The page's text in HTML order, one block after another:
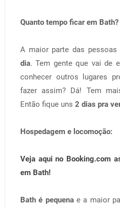
Quanto tempo ficar em Bath?
A maior parte das
dia. Tem gente que vai de
conhecer outros lugares
fazer assim? Dá! Tem
Então fique uns 2 dias pra
Hospedagem e locomoção:
Veja aqui no Booking.com
em Bath!
Bath é pequenae a maior